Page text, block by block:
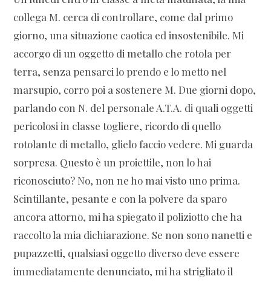
collega M. cerca di controllare, come dal primo
giorno, una situazione caotica ed insostenibile. Mi
accorgo di un oggetto di metallo che rotola per
terra, senza pensarci lo prendo e lo metto nel
marsupio, corro poi a sostenere M. Due giorni dopo,
parlando con N. del personale A.T.A. di quali oggetti
pericolosi in classe togliere, ricordo di quello
rotolante di metallo, glielo faccio vedere. Mi guarda
sorpresa. Questo è un proiettile, non lo hai
riconosciuto? No, non ne ho mai visto uno prima.
Scintillante, pesante e con la polvere da sparo
ancora attorno, mi ha spiegato il poliziotto che ha
raccolto la mia dichiarazione. Se non sono nanetti e
pupazzetti, qualsiasi oggetto diverso deve essere
immediatamente denunciato, mi ha strigliato il